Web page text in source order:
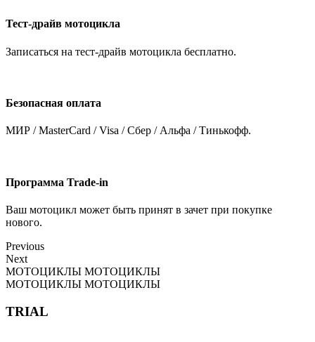
Тест-драйв мотоцикла
Записаться на тест-драйв мотоцикла бесплатно.
Безопасная оплата
МИР / MasterCard / Visa / Сбер / Альфа / Тинькофф.
Программа Trade-in
Ваш мотоцикл может быть принят в зачет при покупке
нового.
Previous
Next
МОТОЦИКЛЫ МОТОЦИКЛЫ
МОТОЦИКЛЫ МОТОЦИКЛЫ
TRIAL